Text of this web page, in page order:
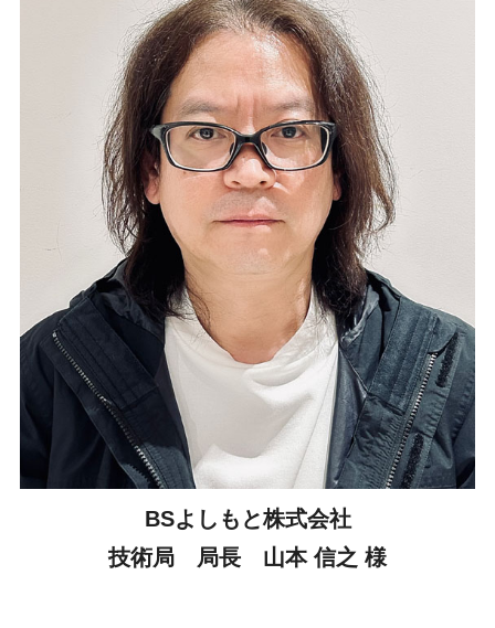
BSよしもと株式会社
技術局 局長 山本 信之 様